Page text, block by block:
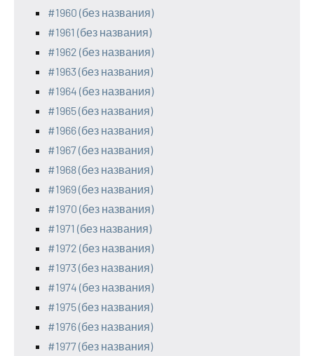
#1960 (без названия)
#1961 (без названия)
#1962 (без названия)
#1963 (без названия)
#1964 (без названия)
#1965 (без названия)
#1966 (без названия)
#1967 (без названия)
#1968 (без названия)
#1969 (без названия)
#1970 (без названия)
#1971 (без названия)
#1972 (без названия)
#1973 (без названия)
#1974 (без названия)
#1975 (без названия)
#1976 (без названия)
#1977 (без названия)